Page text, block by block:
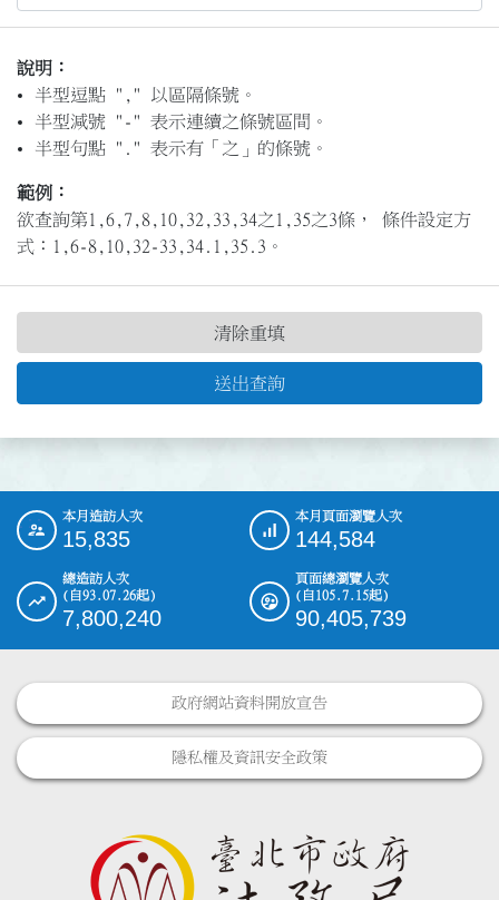
說明：
半型逗點 "," 以區隔條號。
半型減號 "-" 表示連續之條號區間。
半型句點 "." 表示有「之」的條號。
範例：
欲查詢第1,6,7,8,10,32,33,34之1,35之3條， 條件設定方
式：1,6-8,10,32-33,34.1,35.3。
送出查詢
清除重填
::: 本月造訪人次
15,835
本月頁面瀏覽人次
144,584
總造訪人次
(自93.07.26起)
7,800,240
頁面總瀏覽人次
(自105.7.15起)
90,405,739
政府網站資料開放宣告
隱私權及資訊安全政策